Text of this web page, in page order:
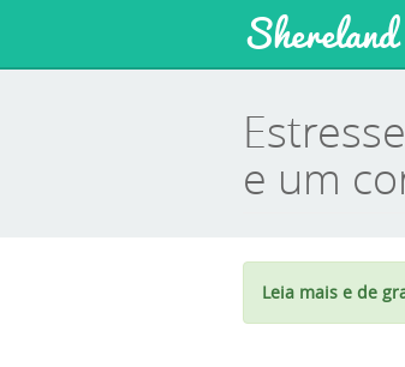
Shereland
e um
Leia mais e de